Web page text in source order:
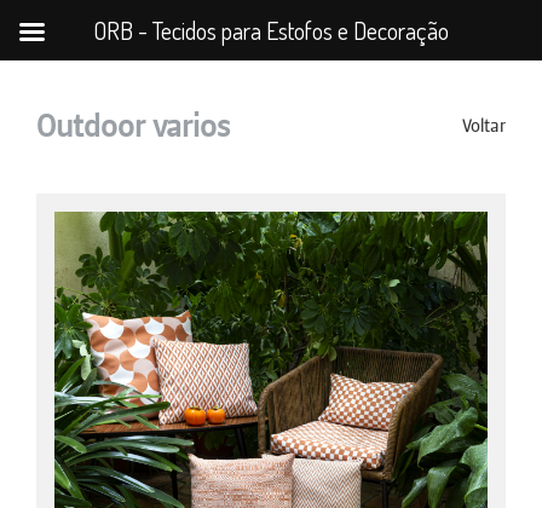
Outdoor varios Voltar
ORB - Tecidos para Estofos e Decoração